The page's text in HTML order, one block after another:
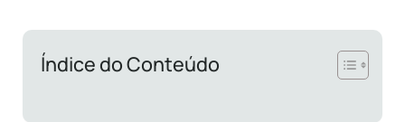
Índice do Conteúdo